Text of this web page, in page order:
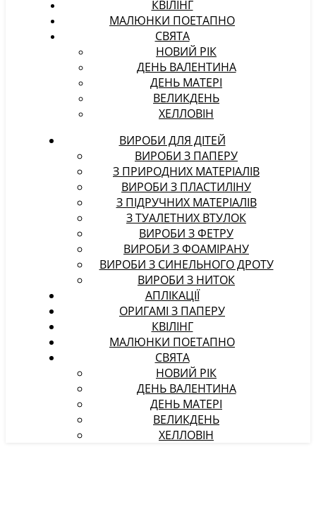
КВІЛІНГ
МАЛЮНКИ ПОЕТАПНО
СВЯТА
НОВИЙ РІК
ДЕНЬ ВАЛЕНТИНА
ДЕНЬ МАТЕРІ
ВЕЛИКДЕНЬ
ХЕЛЛОВІН
ВИРОБИ ДЛЯ ДІТЕЙ
ВИРОБИ З ПАПЕРУ
З ПРИРОДНИХ МАТЕРІАЛІВ
ВИРОБИ З ПЛАСТИЛІНУ
З ПІДРУЧНИХ МАТЕРІАЛІВ
З ТУАЛЕТНИХ ВТУЛОК
ВИРОБИ З ФЕТРУ
ВИРОБИ З ФОАМІРАНУ
ВИРОБИ З СИНЕЛЬНОГО ДРОТУ
ВИРОБИ З НИТОК
АПЛІКАЦІЇ
ОРИГАМІ З ПАПЕРУ
КВІЛІНГ
МАЛЮНКИ ПОЕТАПНО
СВЯТА
НОВИЙ РІК
ДЕНЬ ВАЛЕНТИНА
ДЕНЬ МАТЕРІ
ВЕЛИКДЕНЬ
ХЕЛЛОВІН